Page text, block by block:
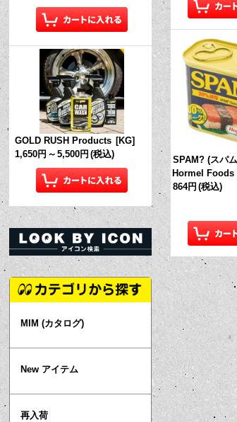
GOLD RUSH Products [KG]
1,650円 ～ 5,500円 (税込)
MIM (カタログ)
New アイテム
再入荷
SPAM? (スパ
Hormel Foods
864円 (税込)